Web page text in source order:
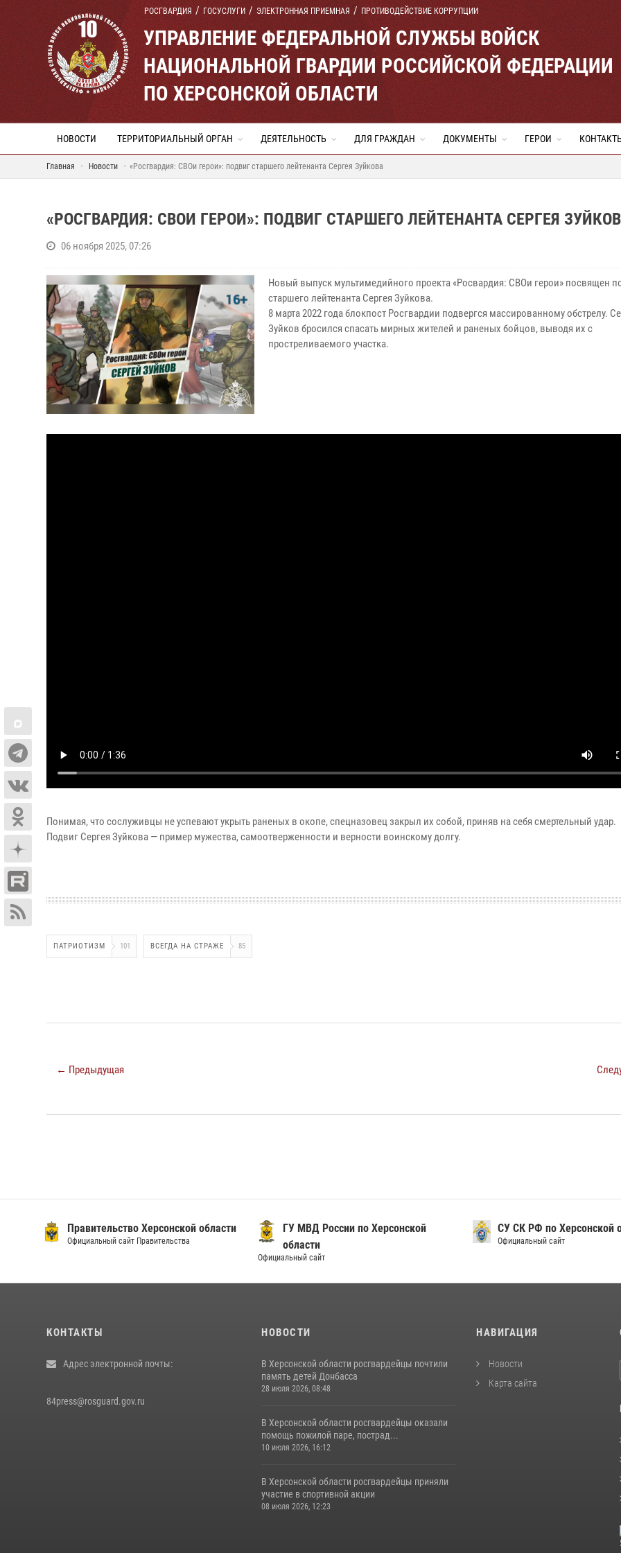
РОСГВАРДИЯ ГОСУСЛУГИ ЭЛЕКТРОННАЯ ПРИЕМНАЯ ПРОТИВОДЕЙСТВИЕ КОРРУПЦИИ
УПРАВЛЕНИЕ ФЕДЕРАЛЬНОЙ СЛУЖБЫ ВОЙСК
НАЦИОНАЛЬНОЙ ГВАРДИИ РОССИЙСКОЙ ФЕДЕРАЦИИ
ПО ХЕРСОНСКОЙ ОБЛАСТИ
НОВОСТИ ТЕРРИТОРИАЛЬНЫЙ ОРГАН ДЕЯТЕЛЬНОСТЬ ДЛЯ ГРАЖДАН ДОКУМЕНТЫ ГЕРОИ
Главная Новости «Росгвардия: СВОи герои»: подвиг старшего лейтенанта Сергея Зуйкова
«РОСГВАРДИЯ: СВОИ ГЕРОИ»: ПОДВИГ СТАРШЕГО ЛЕЙТЕНАНТА СЕРГЕЯ
06 ноября 2025, 07:26
Новый выпуск мультимедийного проекта «Росвардия: СВОи герои» посвящен
старшего лейтенанта Сергея Зуйкова.
8 марта 2022 года блокпост Росгвардии подвергся массированному обстрелу.
Зуйков бросился спасать мирных жителей и раненых бойцов, выводя их с
простреливаемого участка.
Понимая, что сослуживцы не успевают укрыть раненых в окопе, спецназовец закрыл их собой, приняв на себя смертельный удар.
Подвиг Сергея Зуйкова — пример мужества, самоотверженности и верности воинскому долгу.
ПАТРИОТИЗМ 101 ВСЕГДА НА СТРАЖЕ 85
← Предыдущая
Правительство Херсонской области
Официальный сайт Правительства
ГУ МВД России по Херсонской
области
Официальный сайт
СУ СК РФ по Херсонской
Официальный сайт
КОНТАКТЫ
Адрес электронной почты:
84press@rosguard.gov.ru
НОВОСТИ
В Херсонской области росгвардейцы почтили
память детей Донбасса
28 июля 2026, 08:48
В Херсонской области росгвардейцы оказали
помощь пожилой паре, пострад...
10 июля 2026, 16:12
В Херсонской области росгвардейцы приняли
участие в спортивной акции
08 июля 2026, 12:23
НАВИГАЦИЯ
Новости
Карта сайта